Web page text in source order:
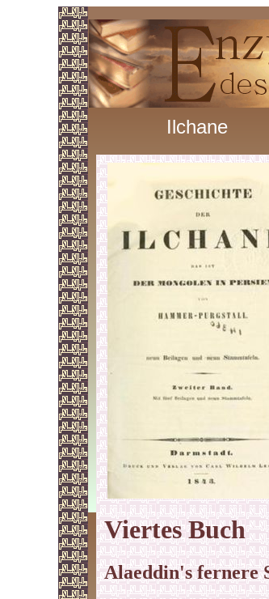
Ilchane
Viertes Buch
Alaeddin's fernere